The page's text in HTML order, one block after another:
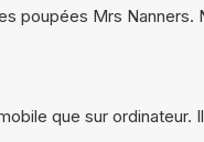
poupées Mrs
que sur